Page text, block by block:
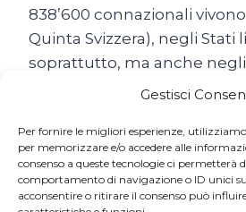
Gestisci
Per fornire le migliori esperienze,
per memorizzare e/o accedere alle
consenso a queste tecnologie ci permetterà
comportamento di navigazione o ID unici
acconsentire o ritirare il consenso può
838’600 connazionali
Quinta Svizzera), negli Stati
soprattutto, ma anche negli
come ieri, non abbiamo mai
LEGGI TUTTOSON
TUTTE
BELLE
LE